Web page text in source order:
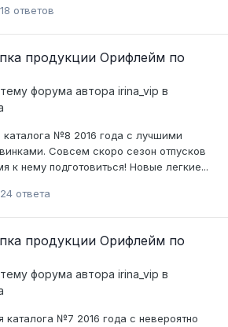
18 ответов
продукции Орифлейм по
форума автора irina_vip в
№8 2016 года с лучшими
Совсем скоро сезон отпусков
к нему подготовиться! Новые легкие...
24 ответа
продукции Орифлейм по
форума автора irina_vip в
№7 2016 года с невероятно